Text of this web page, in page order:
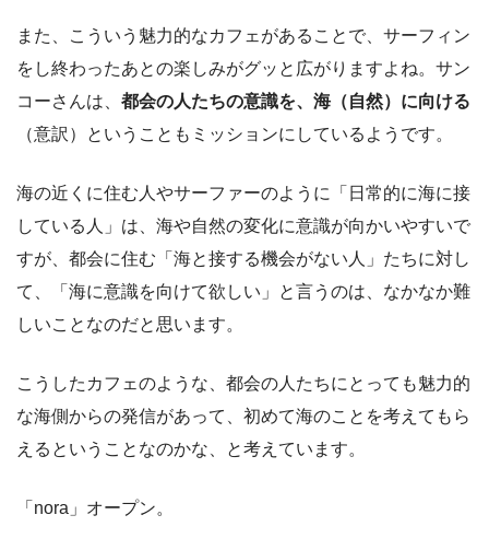
また、こういう魅力的なカフェがあることで、サーフィン
をし終わったあとの楽しみがグッと広がりますよね。サン
コーさんは、 都会の人たちの意識を、海（自然）に向ける
（意訳）ということもミッションにしているようです。
海の近くに住む人やサーファーのように「日常的に海に接
している人」は、海や自然の変化に意識が向かいやすいで
すが、都会に住む「海と接する機会がない人」たちに対し
て、「海に意識を向けて欲しい」と言うのは、なかなか難
しいことなのだと思います。
こうしたカフェのような、都会の人たちにとっても魅力的
な海側からの発信があって、初めて海のことを考えてもら
えるということなのかな、と考えています。
「nora」オープン。